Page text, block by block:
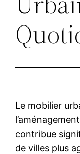
Le mobilier
contribue
de villes plus